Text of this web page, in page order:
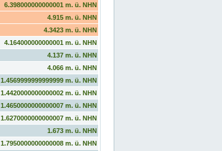
6.398000000000001 m. ü. NHN
4.915 m. ü. NHN
4.3423 m. ü. NHN
4.164000000000001 m. ü. NHN
4.137 m. ü. NHN
4.066 m. ü. NHN
1.4569999999999999 m. ü. NHN
1.4420000000000002 m. ü. NHN
1.4650000000000007 m. ü. NHN
1.6270000000000007 m. ü. NHN
1.673 m. ü. NHN
1.7950000000000008 m. ü. NHN